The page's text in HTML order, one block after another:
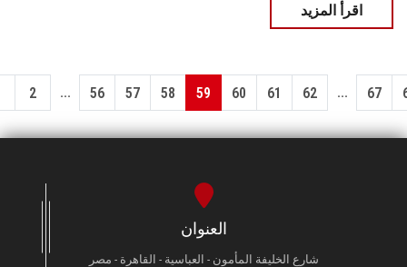
اقرأ المزيد
2 ... 56 57 58 59 60 61 62 ... 67
العنوان
شارع الخليفة المأمون - العباسية - القاهرة - مصر